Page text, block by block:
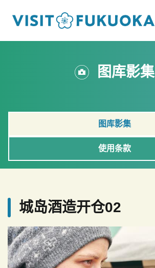
图库影集
图库影集
使用条款
城岛酒造开仓02